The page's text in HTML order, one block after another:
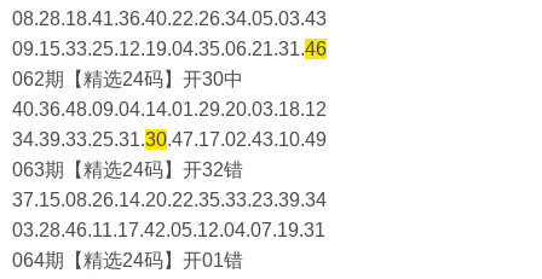
08.28.18.41.36.40.22.26.34.05.03.43
09.15.33.25.12.19.04.35.06.21.31.46
062期【精选24码】开30中
40.36.48.09.04.14.01.29.20.03.18.12
34.39.33.25.31.30.47.17.02.43.10.49
063期【精选24码】开32错
37.15.08.26.14.20.22.35.33.23.39.34
03.28.46.11.17.42.05.12.04.07.19.31
064期【精选24码】开01错